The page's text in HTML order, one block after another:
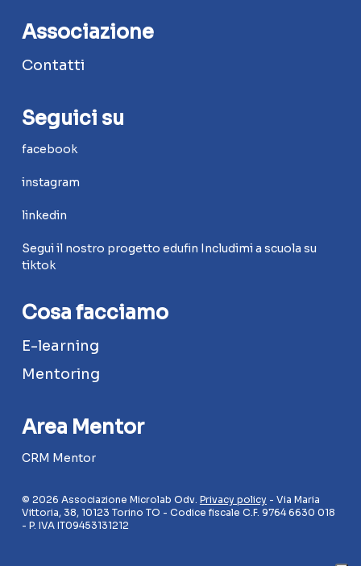
Associazione
Contatti
Seguici su
facebook
instagram
linkedin
Segui il nostro progetto edufin Includimi a scuola su
tiktok
Cosa facciamo
E-learning
Mentoring
Area Mentor
CRM Mentor
© 2026 Associazione Microlab Odv. Privacy policy - Via Maria
Vittoria, 38, 10123 Torino TO - Codice fiscale C.F. 9764 6630 018
- P. IVA IT09453131212